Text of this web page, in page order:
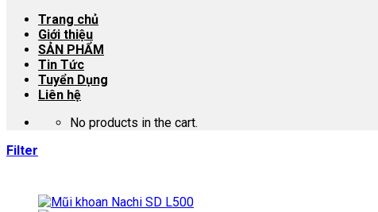
Trang chủ
Giới thiệu
SẢN PHẨM
Tin Tức
Tuyển Dụng
Liên hệ
No products in the cart.
Filter